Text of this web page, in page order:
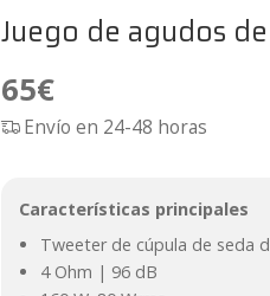
Juego de agudos
65€
Envío en 24-48 horas
Características principales
Tweeter de cúpula de seda
4 Ohm | 96 dB